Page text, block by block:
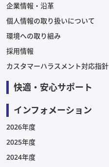
企業情報・沿革
個人情報の取り扱いについて
環境への取り組み
採用情報
カスタマーハラスメント対応指針
快適・安心サポート
インフォメーション
2026年度
2025年度
2024年度